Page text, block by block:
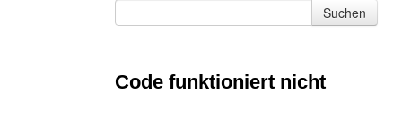
Suche im Forum
Suchen
Code funktioniert nicht